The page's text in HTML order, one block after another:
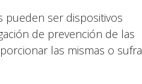
pueden ser dispositivos
de prevención de las
las mismas o